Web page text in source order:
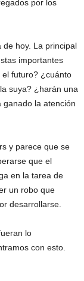
por los
hoy. La principal
importantes
futuro? ¿cuánto
suya? ¿harán una
ganado la atención
y parece que se
que el
en la tarea de
un robo que
desarrollarse.
lo
con esto.